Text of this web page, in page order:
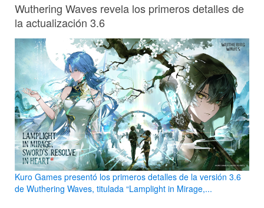
Wuthering Waves revela los primeros detalles de
la actualización 3.6
Kuro Games presentó los primeros detalles de la versión 3.6
de Wuthering Waves, titulada “Lamplight in Mirage,...